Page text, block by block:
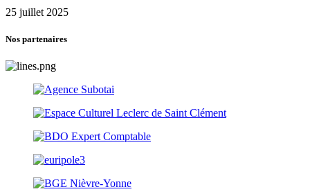
25 juillet 2025
Nos partenaires